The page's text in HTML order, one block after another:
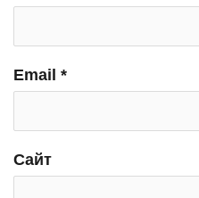
Email *
Сайт